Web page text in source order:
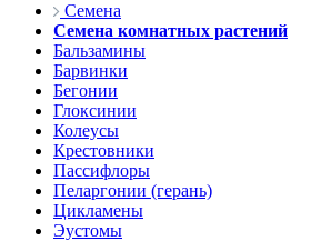
Семена
Семена комнатных растений
Бальзамины
Барвинки
Бегонии
Глоксинии
Колеусы
Крестовники
Пассифлоры
Пеларгонии (герань)
Цикламены
Эустомы